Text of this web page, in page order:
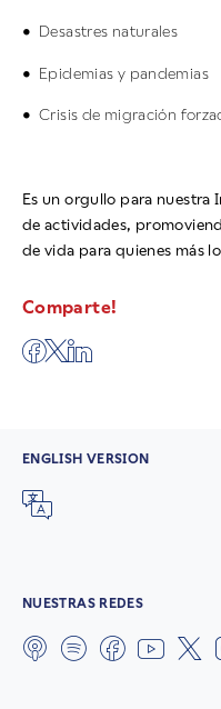
• Desastres naturales
• Epidemias y pandemias
• Crisis de migración
Es un orgullo para
de actividades,
de vida para quienes más
Comparte!
ENGLISH VERSION
NUESTRAS REDES